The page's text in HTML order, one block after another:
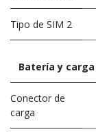
Tipo de SIM 2
Batería y carga
Conector de
carga